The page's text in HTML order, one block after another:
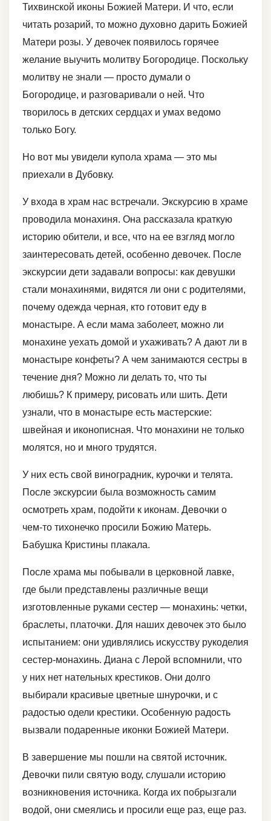
Тихвинской иконы Божией Матери. И что, если
читать розарий, то можно духовно дарить Божией
Матери розы. У девочек появилось горячее
желание выучить молитву Богородице. Поскольку
молитву не знали — просто думали о
Богородице, и разговаривали о ней. Что
творилось в детских сердцах и умах ведомо
только Богу.
Но вот мы увидели купола храма — это мы
приехали в Дубовку.
У входа в храм нас встречали. Экскурсию в храме
проводила монахиня. Она рассказала краткую
историю обители, и все, что на ее взгляд могло
заинтересовать детей, особенно девочек. После
экскурсии дети задавали вопросы: как девушки
стали монахинями, видятся ли они с родителями,
почему одежда черная, кто готовит еду в
монастыре. А если мама заболеет, можно ли
монахине уехать домой и ухаживать? А дают ли в
монастыре конфеты? А чем занимаются сестры в
течение дня? Можно ли делать то, что ты
любишь? К примеру, рисовать или шить. Дети
узнали, что в монастыре есть мастерские:
швейная и иконописная. Что монахини не только
молятся, но и много трудятся.
У них есть свой виноградник, курочки и телята.
После экскурсии была возможность самим
осмотреть храм, подойти к иконам. Девочки о
чем-то тихонечко просили Божию Матерь.
Бабушка Кристины плакала.
После храма мы побывали в церковной лавке,
где были представлены различные вещи
изготовленные руками сестер — монахинь: четки,
браслеты, платочки. Для наших девочек это было
испытанием: они удивлялись искусству рукоделия
сестер-монахинь. Диана с Лерой вспомнили, что
у них нет нательных крестиков. Они долго
выбирали красивые цветные шнурочки, и с
радостью одели крестики. Особенную радость
вызвали подаренные иконки Божией Матери.
В завершение мы пошли на святой источник.
Девочки пили святую воду, слушали историю
возникновения источника. Когда их побрызгали
водой, они смеялись и просили еще раз, еще раз.